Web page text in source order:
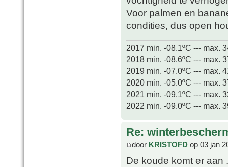
Voor palmen en
condities, dus open
2017 min. -08.1ºC --- max.
2018 min. -08.6ºC --- max.
2019 min. -07.0ºC --- max.
2020 min. -05.0ºC --- max.
2021 min. -09.1ºC --- max.
2022 min. -09.0ºC --- max.
Re:
door KRISTOFD op 03 jan
De koude komt er aan